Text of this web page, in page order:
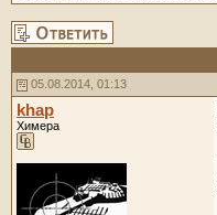
05.08.2014, 01:13
khap
Химера